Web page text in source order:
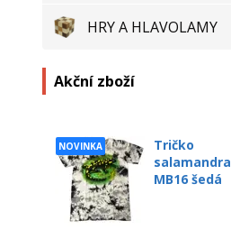
HRY A HLAVOLAMY
Akční zboží
NOVINKA
Tričko
salamandra
MB16 šedá